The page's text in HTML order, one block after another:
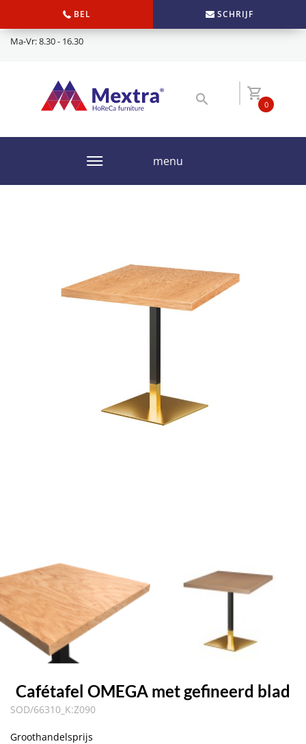
BEL SCHRIJF
Ma-Vr: 8.30 - 16.30
0
menu
Cafétafel OMEGA met gefineerd blad
SOD/66310_K:Z090
Groothandelsprijs